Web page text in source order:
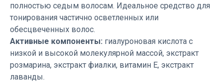
полностью седым волосам. Идеальное средство для
тонирования частично осветленных или
обесцвеченных волос.
Активные компоненты: гиалуроновая кислота с
низкой и высокой молекулярной массой, экстракт
розмарина, экстракт фиалки, витамин Е, экстракт
лаванды.